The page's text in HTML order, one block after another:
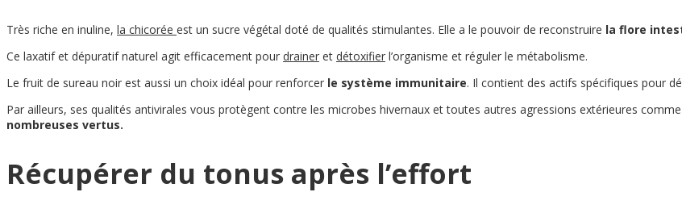
Très riche en inuline, la chicorée est un sucre végétal doté de qualités stimulantes. Elle a le pouvoir de reconstruire la flore
Ce laxatif et dépuratif naturel agit efficacement pour drainer et détoxifier l’organisme et réguler le métabolisme.
Le fruit de sureau noir est aussi un choix idéal pour renforcer le système immunitaire. Il contient des actifs spécifiques pour
Par ailleurs, ses qualités antivirales vous protègent contre les microbes hivernaux et toutes autres agressions extérieures
nombreuses vertus.
Récupérer du tonus après l’effort